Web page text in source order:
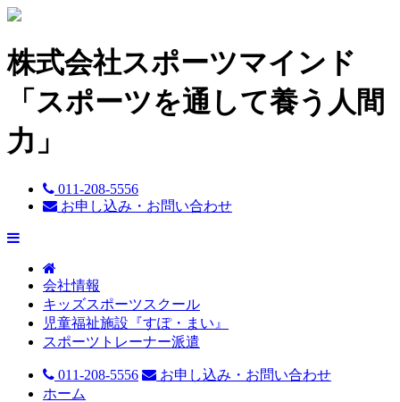
株式会社スポーツマインド
「スポーツを通して養う人間
力」
011-208-5556
お申し込み・お問い合わせ
会社情報
キッズスポーツスクール
児童福祉施設『すぽ・まい』
スポーツトレーナー派遣
011-208-5556
お申し込み・お問い合わせ
ホーム